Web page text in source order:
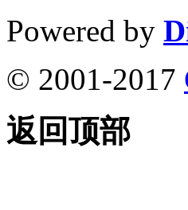
Powered by
© 2001-2017
返回顶部